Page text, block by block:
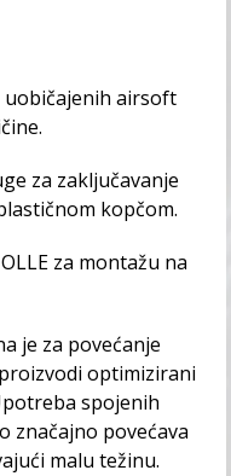
uobičajenih airsoft
za zaključavanje
kopčom.
za montažu na
je za povećanje
optimizirani
spojenih
značajno povećava
malu težinu.